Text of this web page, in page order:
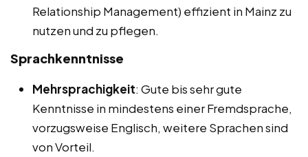
Relationship Management) effizient in Mainz zu
nutzen und zu pflegen.
Sprachkenntnisse
Mehrsprachigkeit: Gute bis sehr gute
Kenntnisse in mindestens einer Fremdsprache,
vorzugsweise Englisch, weitere Sprachen sind
von Vorteil.